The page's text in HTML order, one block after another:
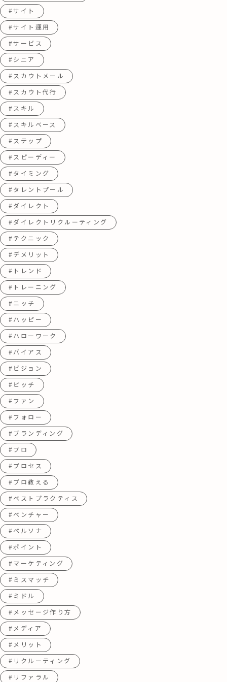
#サイト
#サイト運用
#サービス
#シニア
#スカウトメール
#スカウト代行
#スキル
#スキルベース
#ステップ
#スピーディー
#タイミング
#タレントプール
#ダイレクト
#ダイレクトリクルーティング
#テクニック
#デメリット
#トレンド
#トレーニング
#ニッチ
#ハッピー
#ハローワーク
#バイアス
#ビジョン
#ピッチ
#ファン
#フォロー
#ブランディング
#プロ
#プロセス
#プロ教える
#ベストプラクティス
#ベンチャー
#ペルソナ
#ポイント
#マーケティング
#ミスマッチ
#ミドル
#メッセージ作り方
#メディア
#メリット
#リクルーティング
#リファラル